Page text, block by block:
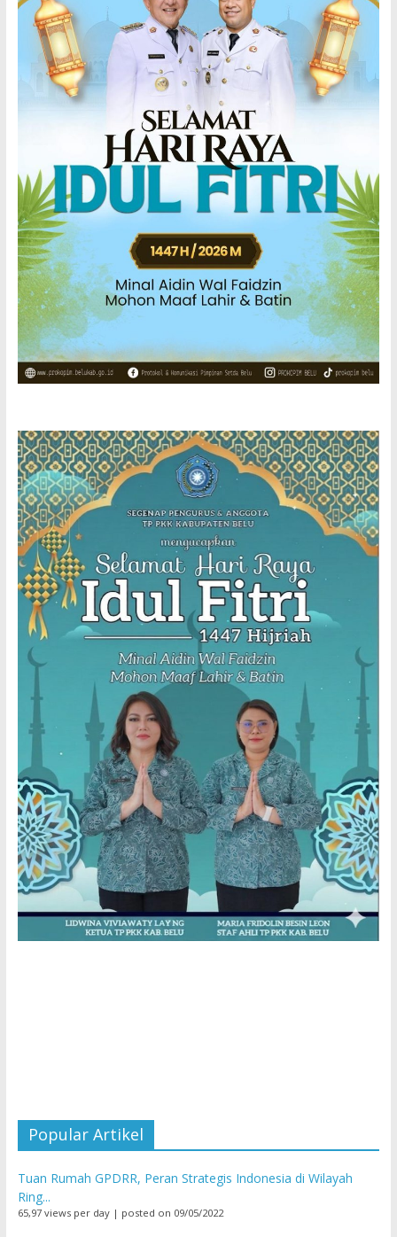
Popular Artikel
Tuan Rumah GPDRR, Peran Strategis Indonesia di Wilayah
Ring...
65,97 views per day| posted on 09/05/2022